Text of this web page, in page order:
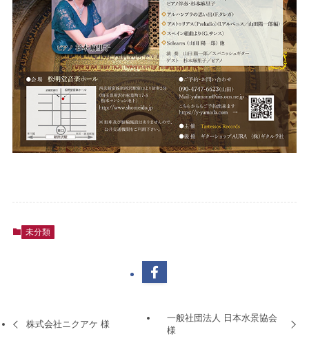
未分類
株式会社ニクアケ 様
一般社団法人 日本水景協会
様